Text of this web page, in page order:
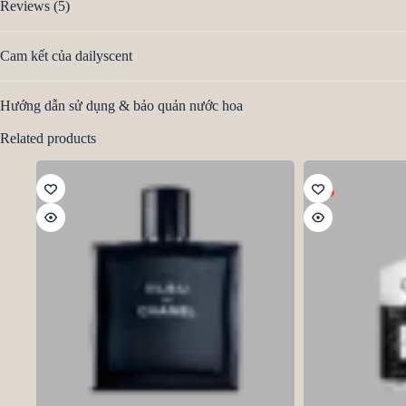
Reviews (5)
Cam kết của dailyscent
Hướng dẫn sử dụng & bảo quản nước hoa
Related products
HOT